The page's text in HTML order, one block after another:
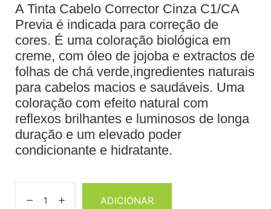
A Tinta Cabelo Corrector Cinza C1/CA
Previa é indicada para correção de
cores. É uma coloração biológica em
creme, com óleo de jojoba e extractos de
folhas de chá verde,ingredientes naturais
para cabelos macios e saudáveis. Uma
coloração com efeito natural com
reflexos brilhantes e luminosos de longa
duração e um elevado poder
condicionante e hidratante.
ADICIONAR